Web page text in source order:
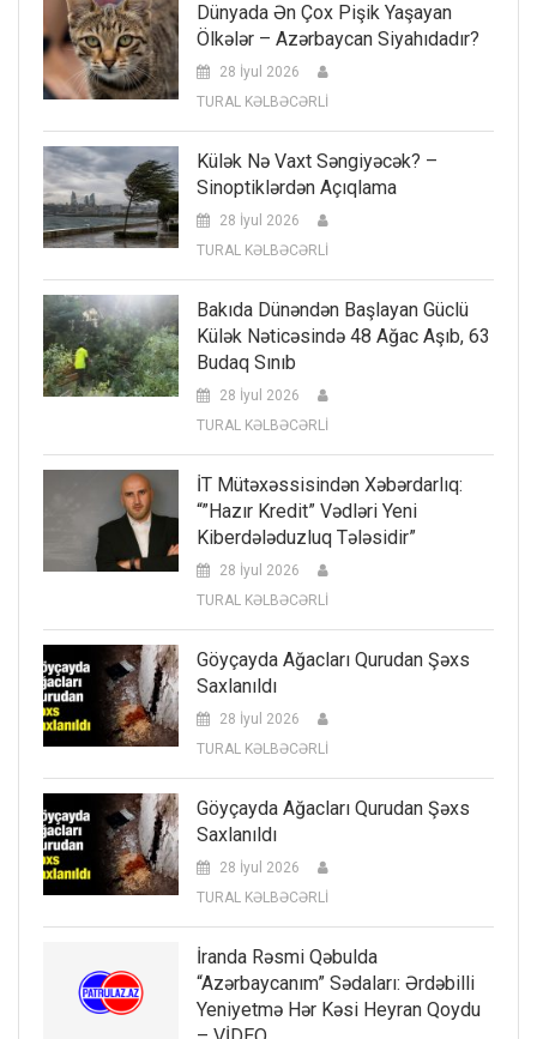
Dünyada Ən Çox Pişik Yaşayan
Ölkələr – Azərbaycan Siyahıdadır?
28 İyul 2026
TURAL KƏLBƏCƏRLİ
Külək Nə Vaxt Səngiyəcək? –
Sinoptiklərdən Açıqlama
28 İyul 2026
TURAL KƏLBƏCƏRLİ
Bakıda Dünəndən Başlayan Güclü
Külək Nəticəsində 48 Ağac Aşıb, 63
Budaq Sınıb
28 İyul 2026
TURAL KƏLBƏCƏRLİ
İT Mütəxəssisindən Xəbərdarlıq:
“”Hazır Kredit” Vədləri Yeni
Kiberdələduzluq Tələsidir”
28 İyul 2026
TURAL KƏLBƏCƏRLİ
Göyçayda Ağacları Qurudan Şəxs
Saxlanıldı
28 İyul 2026
TURAL KƏLBƏCƏRLİ
Göyçayda Ağacları Qurudan Şəxs
Saxlanıldı
28 İyul 2026
TURAL KƏLBƏCƏRLİ
İranda Rəsmi Qəbulda
“Azərbaycanım” Sədaları: Ərdəbilli
Yeniyetmə Hər Kəsi Heyran Qoydu